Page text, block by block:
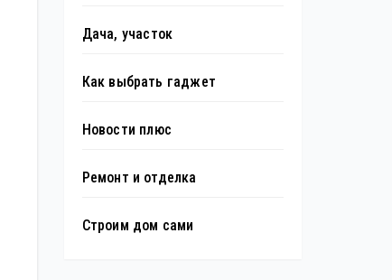
Дача, участок
Как выбрать гаджет
Новости плюс
Ремонт и отделка
Строим дом сами